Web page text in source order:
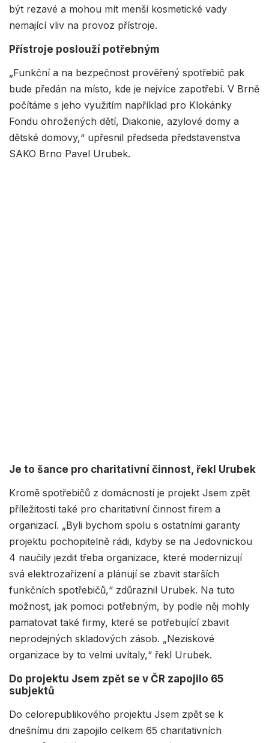
být rezavé a mohou mít menší kosmetické vady
nemající vliv na provoz přístroje.
Přístroje poslouží potřebným
„Funkční a na bezpečnost prověřený spotřebič pak
bude předán na místo, kde je nejvíce zapotřebí. V Brně
počítáme s jeho využitím například pro Klokánky
Fondu ohrožených dětí, Diakonie, azylové domy a
dětské domovy,“ upřesnil předseda představenstva
SAKO Brno Pavel Urubek.
Je to šance pro charitativní činnost, řekl Urubek
Kromě spotřebičů z domácností je projekt Jsem zpět
příležitostí také pro charitativní činnost firem a
organizací. „Byli bychom spolu s ostatními garanty
projektu pochopitelně rádi, kdyby se na Jedovnickou
4 naučily jezdit třeba organizace, které modernizují
svá elektrozařízení a plánují se zbavit starších
funkčních spotřebičů,“ zdůraznil Urubek. Na tuto
možnost, jak pomoci potřebným, by podle něj mohly
pamatovat také firmy, které se potřebující zbavit
neprodejných skladových zásob. „Neziskové
organizace by to velmi uvítaly,“ řekl Urubek.
Do projektu Jsem zpět se v ČR zapojilo 65
subjektů
Do celorepublikového projektu Jsem zpět se k
dnešnímu dni zapojilo celkem 65 charitativních